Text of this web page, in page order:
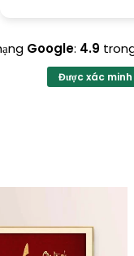
Google: 4.9
Được xác